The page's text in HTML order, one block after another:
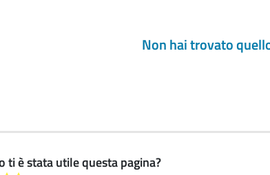
Non hai trovato
ti è stata utile questa pagina?